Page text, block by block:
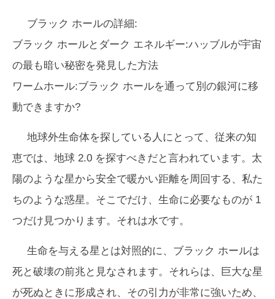
ブラック ホールの詳細:
ブラック ホールとダーク エネルギー:ハッブルが宇宙
の最も暗い秘密を発見した方法
ワームホール:ブラック ホールを通って別の銀河に移
動できますか?
地球外生命体を探している人にとって、従来の知
恵では、地球 2.0 を探すべきだと言われています。太
陽のような星から安全で暖かい距離を周回する、私た
ちのような惑星。そこでだけ、生命に必要なものが 1
つだけ見つかります。それは水です。
生命を与える星とは対照的に、ブラック ホールは
死と破壊の前兆と見なされます。それらは、巨大な星
が死ぬときに形成され、その引力が非常に強いため、